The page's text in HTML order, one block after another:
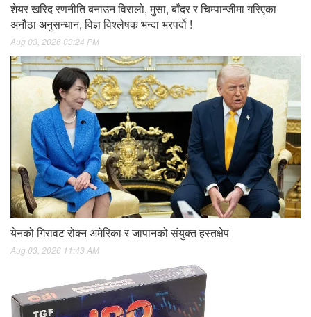
शेयर खरिद रणनीति बनाउन विरालो, मुसा, बाँदर र चिम्पान्जीमा गरिएका
अनौठा अनुसन्धान, विज्ञ विश्लेषक भन्दा भरपर्दाे !
Aug 03, 2026 03:24 PM
येनको गिरावट रोक्न अमेरिका र जापानको संयुक्त हस्तक्षेप
Aug 03, 2026 11:43 AM